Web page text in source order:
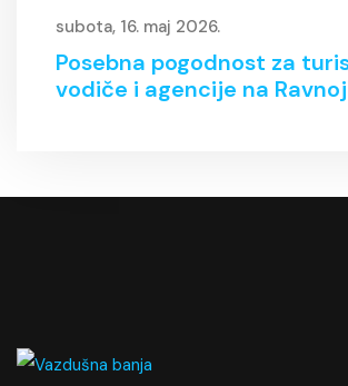
subota, 16. maj 2026.
Posebna pogodnost za
vodiče i agencije na